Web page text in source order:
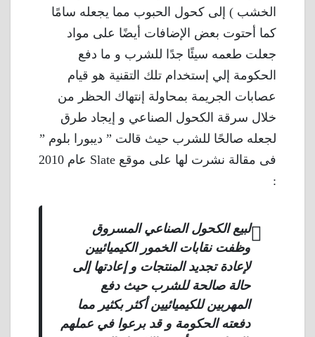
الخشب ) إلى كحول الحبوب مما يجعله سامًا
كما أحتوت بعض الإضافات أيضًا على مواد
جعلت طعمه سيئًا جدًا للشرب و ما دفع
الحكومة إلي إستخدام تلك التقنية هو قيام
عصابات الجريمة بمحاولة إنتهاك الحظر من
خلال سرقة الكحول الصناعي و إيجاد طرق
لجعله صالحًا للشرب حيث قالت ” ديبورا بلوم ”
فى مقالة نشرت لها على موقع Slate عام 2010
:
لبيع الكحول الصناعي المسروق
وظفت نقابات الخمور الكيميائيين
لإعادة تجديد المنتجات و إعادتها إلى
حالة صالحة للشرب حيث دفع
المهربين للكيميائيين أكثر بكثير مما
دفعته الحكومة و قد برعوا في عملهم